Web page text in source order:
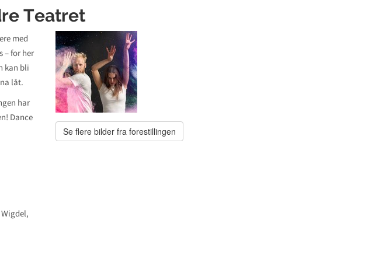
Teatret
med
– for her
kan bli
låt.
har
Dance
Se flere bilder fra forestillingen